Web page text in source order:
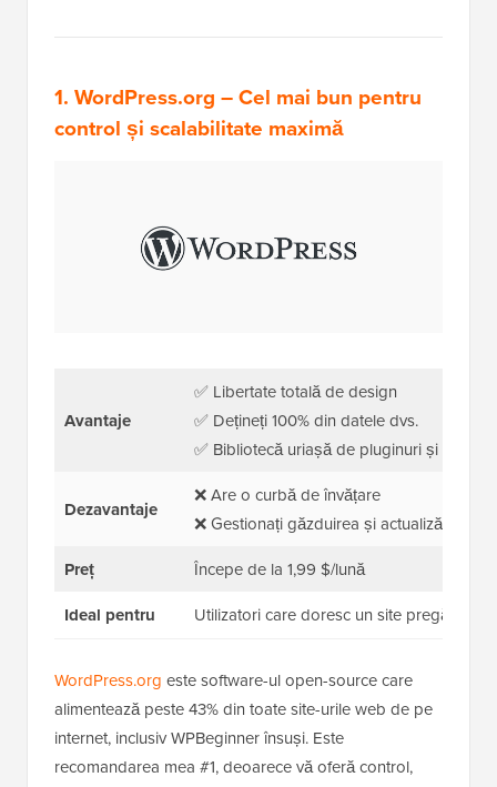
1. WordPress.org – Cel mai bun pentru
control și scalabilitate maximă
Avantaje
✅ Libertate totală de design
✅ Dețineți 100% din datele dvs.
✅ Bibliotecă uriașă de pluginuri și aplicații
Dezavantaje
❌ Are o curbă de învățare
❌ Gestionați găzduirea și actualizările
Preț Începe de la 1,99 $/lună
Ideal pentru Utilizatori care doresc un site pregătit
WordPress.org este software-ul open-source care
alimentează peste 43% din toate site-urile web de pe
internet, inclusiv WPBeginner însuși. Este
recomandarea mea #1, deoarece vă oferă control,